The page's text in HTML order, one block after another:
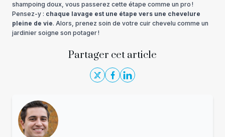
shampoing doux, vous passerez cette étape comme un pro !
Pensez-y : chaque lavage est une étape vers une chevelure
pleine de vie. Alors, prenez soin de votre cuir chevelu comme un
jardinier soigne son potager !
Partager cet article